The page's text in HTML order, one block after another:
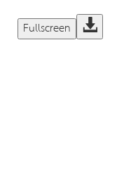
Fullscreen